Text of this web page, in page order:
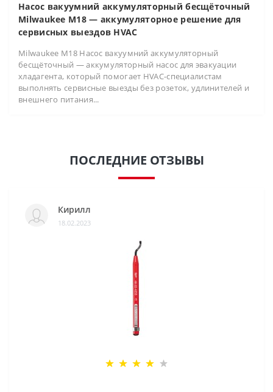
Насос вакуумний аккумуляторный бесщёточный
Milwaukee M18 — аккумуляторное решение для
сервисных выездов HVAC
Milwaukee M18 Насос вакуумний аккумуляторный
бесщёточный — аккумуляторный насос для эвакуации
хладагента, который помогает HVAC-специалистам
выполнять сервисные выезды без розеток, удлинителей и
внешнего питания...
ПОСЛЕДНИЕ ОТЗЫВЫ
Кирилл
18.02.2023